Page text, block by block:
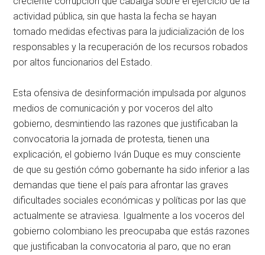
actividad pública, sin que hasta la fecha se hayan
tomado medidas efectivas para la judicialización de los
responsables y la recuperación de los recursos robados
por altos funcionarios del Estado.
Esta ofensiva de desinformación impulsada por algunos
medios de comunicación y por voceros del alto
gobierno, desmintiendo las razones que justificaban la
convocatoria la jornada de protesta, tienen una
explicación, el gobierno Iván Duque es muy consciente
de que su gestión cómo gobernante ha sido inferior a las
demandas que tiene el país para afrontar las graves
dificultades sociales económicas y políticas por las que
actualmente se atraviesa. Igualmente a los voceros del
gobierno colombiano les preocupaba que estás razones
que justificaban la convocatoria al paro, que no eran